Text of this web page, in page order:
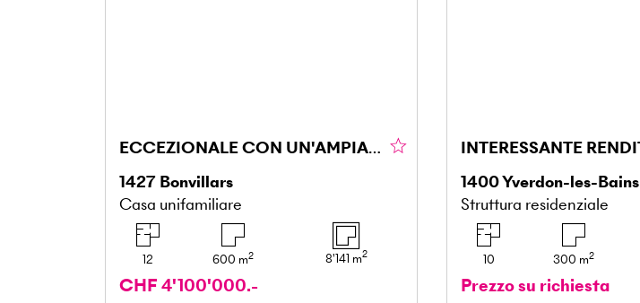
ECCEZIONALE CON UN'AMPIA DISPONIBILITÀ DI TEMPO
1427 Bonvillars
Casa unifamiliare
12 600 m2 8'141 m2
CHF 4'100'000.-
1400Yverdon-les-Bains
Struttura residenziale
10 300 m2
Prezzo su richiesta